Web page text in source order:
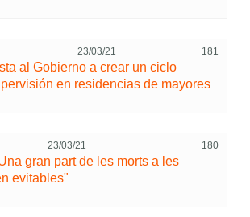
23/03/21 181
al Gobierno a crear un ciclo
en residencias de mayores
23/03/21 180
gran part de les morts a les
evitables"